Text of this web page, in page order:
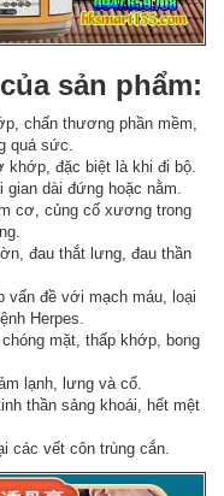
sản phẩm:
chấn thương phần mềm,
quá sức.
khớp, đặc biệt là khi đi bộ.
dài đứng hoặc nằm.
cơ, củng cố xương trong
đau thắt lưng, đau thần
vấn đề với mạch máu, loại
Herpes.
mặt, thấp khớp, bong
lạnh, lưng và cổ.
thần sảng khoái, hết mệt
các vết côn trùng cắn.